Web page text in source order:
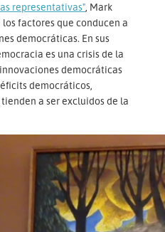
representativas" , Mark
factores que conducen a
democráticas. En sus
es una crisis de la
democráticas
democráticos,
a ser excluidos de la